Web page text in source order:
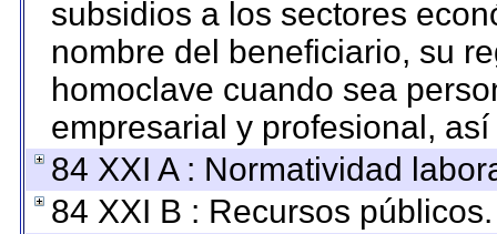
subsidios a los sectores
nombre del beneficiario, su
homoclave cuando sea
empresarial y profesional,
84 XXI A : Normatividad
84 XXI B : Recursos públicos.